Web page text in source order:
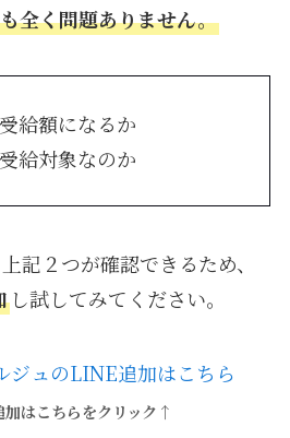
全く問題ありません。
給額になるか
給対象なのか
記２つが確認できるため、
し試してみてください。
はこちらをクリック↑